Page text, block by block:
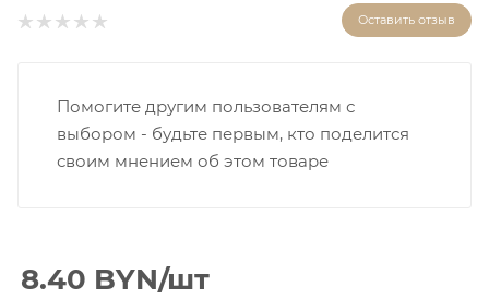
Оставить отзыв
Помогите другим пользователям с
выбором - будьте первым, кто поделится
своим мнением об этом товаре
8.40 BYN/шт